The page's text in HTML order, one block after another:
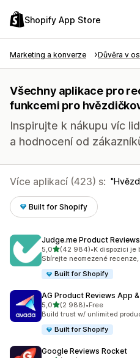
Shopify App Store
Marketing a konverze Důvěra v
Všechny aplikace pro
funkcemi pro
Inspirujte k nákupu víc
a hodnocení od
Více aplikací (423) s:
Built for Shopify
Judge.me Product
5,0z 5 hvězd
(42 984)
Celkový počet recenzí: 42984
•K dispozici je
Sbírejte neomezené
Built for Shopify
AG Product Reviews App &
5,0z 5 hvězd
(2 988)
Celkový počet recenzí: 2988
•Free
Build trust w/ unlimited
Built for Shopify
Google Reviews Rocket